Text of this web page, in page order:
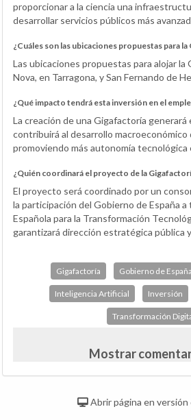
proporcionar a la ciencia una
desarrollar servicios públicos más
¿Cuáles son las ubicaciones propuestas para la
Las ubicaciones propuestas para alojar la
Nova, en Tarragona, y San Fernando de
¿Qué impacto tendrá esta inversión en el
La creación de una Gigafactoría generará
contribuirá al desarrollo
promoviendo más autonomía tecnológica
¿Quién coordinará el proyecto de la
El proyecto será coordinado por un
la participación del Gobierno de España a
Española para la Transformación
garantizará dirección estratégica pública
Gigafactoría Gobierno de España
Inteligencia Artificial Inversión
Transformación
Mostrar
Abrir página en versión